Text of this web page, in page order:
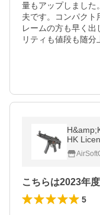
量もアップしました
夫です。コンパクト
レームの方も早く
リティも値段も随
こちらは2023年
5